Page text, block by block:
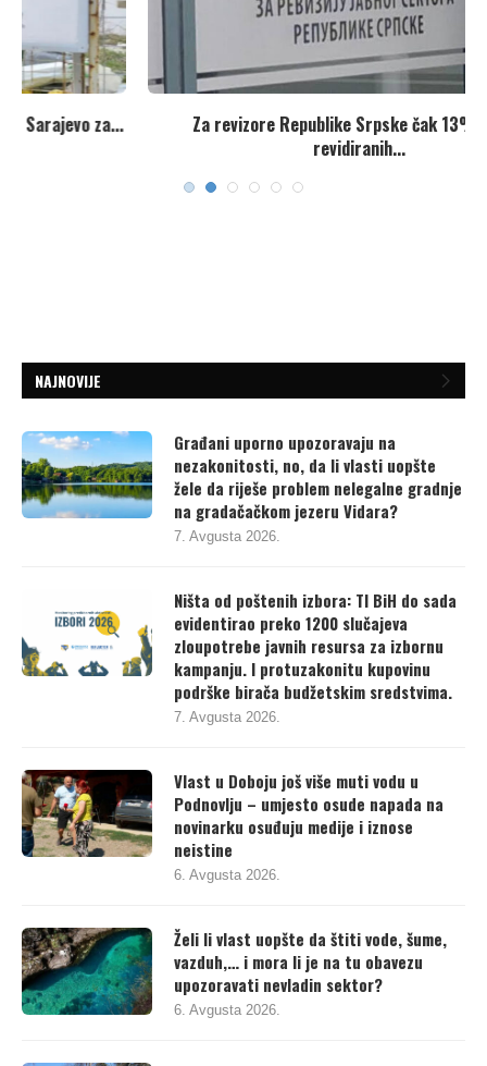
Za revizore Republike Srpske čak 13% dosad
NAJNOVIJE
Građani uporno upozoravaju na
nezakonitosti, no, da li vlasti uopšte
žele da riješe problem nelegalne gradnje
na gradačačkom jezeru Vidara?
Ništa od poštenih izbora: TI BiH do sada
evidentirao preko 1200 slučajeva
zloupotrebe javnih resursa za izbornu
kampanju. I protuzakonitu kupovinu
podrške birača budžetskim sredstvima.
Vlast u Doboju još više muti vodu u
Podnovlju – umjesto osude napada na
novinarku osuđuju medije i iznose
neistine
Želi li vlast uopšte da štiti vode, šume,
vazduh,… i mora li je na tu obavezu
upozoravati nevladin sektor?